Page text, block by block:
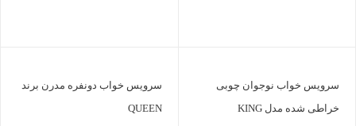
سرویس خواب نوجوان چوبی
خراطی شده مدل KING
سرویس خواب دونفره مدرن برند
QUEEN